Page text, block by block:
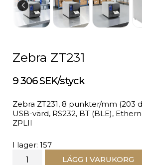
Zebra ZT231
9 306 SEK/styck
Zebra ZT231, 8 punkter/mm (203
USB-värd, RS232, BT (BLE),
ZPLII
I lager: 157
LÄGG I VARUKORG